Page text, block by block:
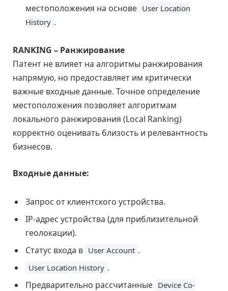
местоположения на основе User Location
History .
RANKING – Ранжирование
Патент не влияет на алгоритмы ранжирования
напрямую, но предоставляет им критически
важные входные данные. Точное определение
местоположения позволяет алгоритмам
локального ранжирования (Local Ranking)
корректно оценивать близость и релевантность
бизнесов.
Входные данные:
Запрос от клиентского устройства.
IP-адрес устройства (для приблизительной
геолокации).
Статус входа в User Account .
User Location History .
Предварительно рассчитанные Device Co-